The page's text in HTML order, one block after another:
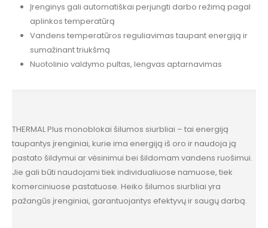
Įrenginys gali automatiškai perjungti darbo režimą pagal
aplinkos temperatūrą
Vandens temperatūros reguliavimas taupant energiją ir
sumažinant triukšmą
Nuotolinio valdymo pultas, lengvas aptarnavimas
THERMAL Plus monoblokai šilumos siurbliai – tai energiją
taupantys įrenginiai, kurie ima energiją iš oro ir naudoja ją
pastato šildymui ar vėsinimui bei šildomam vandens ruošimui.
Jie gali būti naudojami tiek individualiuose namuose, tiek
komerciniuose pastatuose. Heiko šilumos siurbliai yra
pažangūs įrenginiai, garantuojantys efektyvų ir saugų darbą.